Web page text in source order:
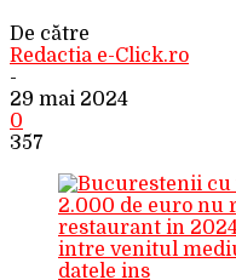
De către
Redactia e-Click.ro
-
29 mai 2024
0
357